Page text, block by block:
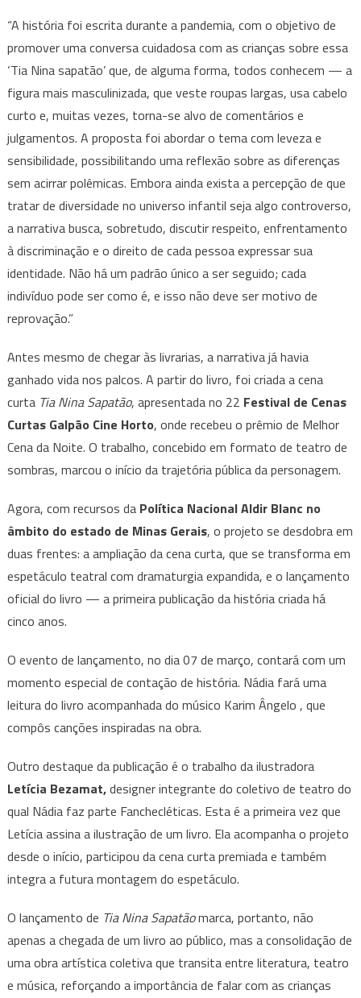
“A história foi escrita durante a pandemia, com o objetivo de
promover uma conversa cuidadosa com as crianças sobre essa
‘Tia Nina sapatão’ que, de alguma forma, todos conhecem — a
figura mais masculinizada, que veste roupas largas, usa cabelo
curto e, muitas vezes, torna-se alvo de comentários e
julgamentos. A proposta foi abordar o tema com leveza e
sensibilidade, possibilitando uma reflexão sobre as diferenças
sem acirrar polêmicas. Embora ainda exista a percepção de que
tratar de diversidade no universo infantil seja algo controverso,
a narrativa busca, sobretudo, discutir respeito, enfrentamento
à discriminação e o direito de cada pessoa expressar sua
identidade. Não há um padrão único a ser seguido; cada
indivíduo pode ser como é, e isso não deve ser motivo de
reprovação.”
Antes mesmo de chegar às livrarias, a narrativa já havia
ganhado vida nos palcos. A partir do livro, foi criada a cena
curta Tia Nina Sapatão, apresentada no 22 Festival de Cenas
Curtas Galpão Cine Horto, onde recebeu o prêmio de Melhor
Cena da Noite. O trabalho, concebido em formato de teatro de
sombras, marcou o início da trajetória pública da personagem.
Agora, com recursos da Política Nacional Aldir Blanc no
âmbito do estado de Minas Gerais, o projeto se desdobra em
duas frentes: a ampliação da cena curta, que se transforma em
espetáculo teatral com dramaturgia expandida, e o lançamento
oficial do livro — a primeira publicação da história criada há
cinco anos.
O evento de lançamento, no dia 07 de março, contará com um
momento especial de contação de história. Nádia fará uma
leitura do livro acompanhada do músico Karim Ângelo , que
compôs canções inspiradas na obra.
Outro destaque da publicação é o trabalho da ilustradora
Letícia Bezamat,designer integrante do coletivo de teatro do
qual Nádia faz parte Fanchecléticas. Esta é a primeira vez que
Letícia assina a ilustração de um livro. Ela acompanha o projeto
desde o início, participou da cena curta premiada e também
integra a futura montagem do espetáculo.
O lançamento de Tia Nina Sapatãomarca, portanto, não
apenas a chegada de um livro ao público, mas a consolidação de
uma obra artística coletiva que transita entre literatura, teatro
e música, reforçando a importância de falar com as crianças